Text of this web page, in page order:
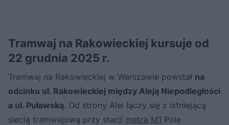
Tramwaj na Rakowieckiej kursuje od
22 grudnia 2025 r.
Tramwaj na Rakowieckiej w Warszawie powstał na
odcinku ul. Rakowieckiej między Aleją Niepodległości
a ul. Puławską. Od strony Alei łączy się z istniejącą
siecią tramwajową przy stacji metra M1 Pole